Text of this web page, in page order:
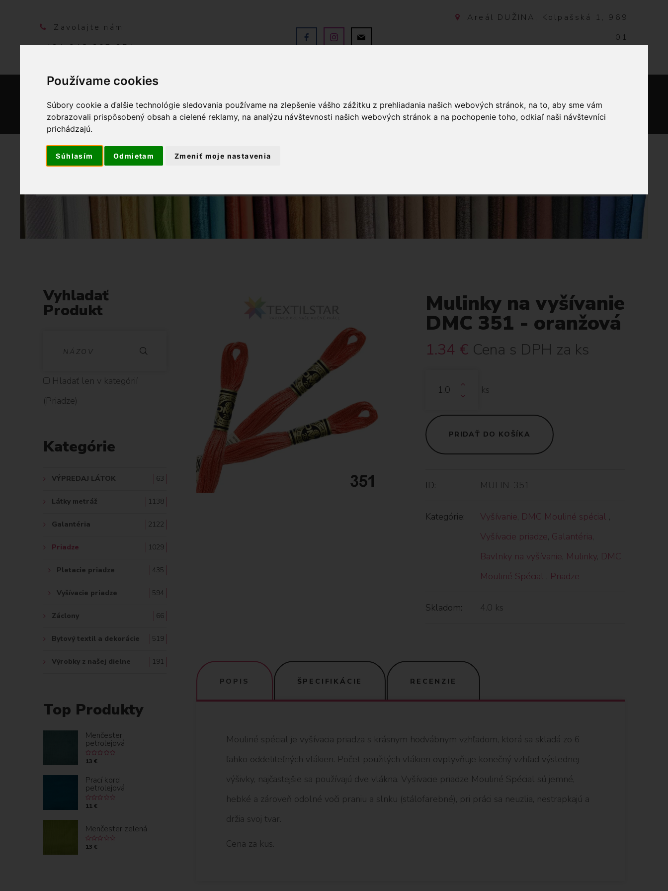
Používame cookies
Súbory cookie a ďalšie technológie sledovania používame na zlepšenie vášho zážitku z prehliadania našich webových stránok, na to, aby sme vám
zobrazovali prispôsobený obsah a cielené reklamy, na analýzu návštevnosti našich webových stránok a na pochopenie toho, odkiaľ naši návštevníci
prichádzajú.
Súhlasím Odmietam Zmeniť moje nastavenia
Zavolajte nám
+421 948 207 354
Areál DUŽINA, Kolpašská 1, 969
01
DOMOV OBCHOD SLUŽBY KONTAKT 0
Mulinky na vyšívanie
DMC 351 - oranžová
1.34 € Cena s DPH za ks
ks
PRIDAŤ DO KOŠÍKA
ID: MULIN-351
Kategórie: Vyšívanie, DMC Mouliné spécial ,
Vyšívacie priadze, Galantéria,
Bavlnky na vyšívanie, Mulinky, DMC
Mouliné Spécial , Priadze
Skladom: 4.0 ks
POPIS ŠPECIFIKÁCIE RECENZIE
Mouliné spécial je vyšívacia priadza s krásnym hodvábnym vzhľadom, ktorá sa skladá zo 6
ľahko oddeliteľných vlákien. Počet použitých vlákien ovplyvňuje konečný vzhľad výslednej
výšivky, najčastejšie sa používajú dve vlákna. Vyšívacie priadze Mouliné Spécial sú jemné,
hebké a zároveň odolné voči praniu a slnku (stálofarebné), pri práci sa neuzlia, nestrapkajú a
držia svoj tvar.
Cena za kus.
Vyhladať
Produkt
H
L
D
Ť
:
Hladať len v kategórií
(Priadze)
Kategórie
VÝPREDAJ LÁTOK 63
Látky metráž 1138
Galantéria 2122
Priadze 1029
Pletacie priadze 435
Vyšívacie priadze 594
Záclony 66
Bytový textil a dekorácie 519
Výrobky z našej dielne 191
Top Produkty
Menčester
petrolejová
13 €
Prací kord
petrolejová
11 €
Menčester zelená
13 €